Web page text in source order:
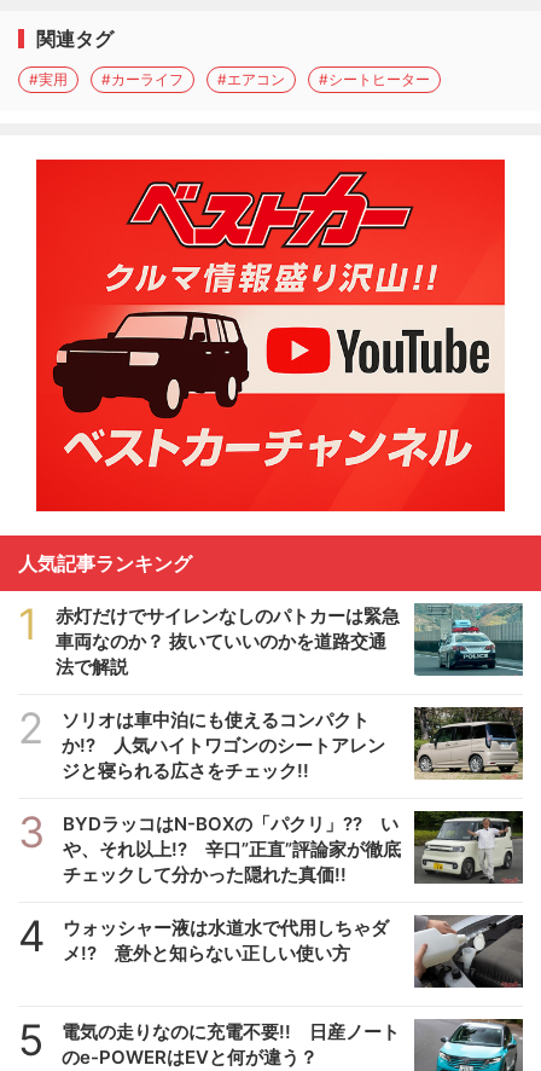
関連タグ
#実用 #カーライフ #エアコン #シートヒーター
人気記事ランキング
1
赤灯だけでサイレンなしのパトカーは緊急
車両なのか？ 抜いていいのかを道路交通
法で解説
2
ソリオは車中泊にも使えるコンパクト
か!? 人気ハイトワゴンのシートアレン
ジと寝られる広さをチェック!!
3
BYDラッコはN-BOXの「パクリ」?? い
や、それ以上!? 辛口”正直”評論家が徹底
チェックして分かった隠れた真価!!
4
ウォッシャー液は水道水で代用しちゃダ
メ!? 意外と知らない正しい使い方
5
電気の走りなのに充電不要!! 日産ノート
のe-POWERはEVと何が違う？